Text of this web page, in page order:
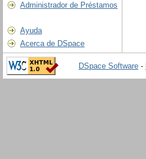
Administrador de Préstamos
Ayuda
Acerca de DSpace
DSpace Software -